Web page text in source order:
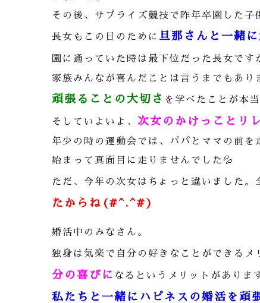
その後、サプライズ競技で昨年卒園した子
長女もこの日のために 旦那さんと一緒
園に通っていた時は最下位だった長女です
家族みんなが喜んだことは言うまでもあり
頑張ることの大切さ を学べたことが本
そしていよいよ、 次女のかけっことリ
年少の時の運動会では、パパとママの前
始まって真面目に走りませんでした💦
ただ、今年の次女はちょっと違いました。
たからね(#^.^#)
婚活中のみなさん。
独身は気楽で自分の好きなことができる
分の喜びに なるというメリットがありま
私たちと一緒にハピネスの婚活を